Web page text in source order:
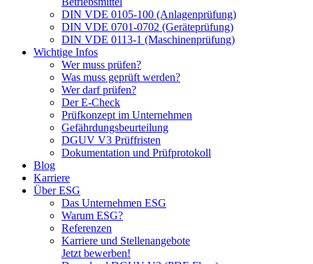
DIN VDE 0105-100 (Anlagenprüfung)
DIN VDE 0701-0702 (Geräteprüfung)
DIN VDE 0113-1 (Maschinenprüfung)
Wichtige Infos
Wer muss prüfen?
Was muss geprüft werden?
Wer darf prüfen?
Der E-Check
Prüfkonzept im Unternehmen
Gefährdungsbeurteilung
DGUV V3 Prüffristen
Dokumentation und Prüfprotokoll
Blog
Karriere
Über ESG
Das Unternehmen ESG
Warum ESG?
Referenzen
Karriere und Stellenangebote
Jetzt bewerben!